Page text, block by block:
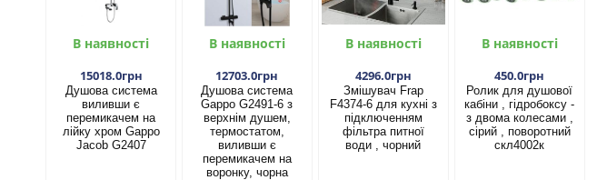
В наявності
15018.0грн
Душова система
виливши є
перемикачем на
лійку хром Gappo
Jacob G2407
В наявності
12703.0грн
Душова система
Gappo G2491-6 з
верхнім душем,
термостатом,
виливши є
перемикачем на
воронку, чорна
В наявності
4296.0грн
Змішувач Frap
F4374-6 для кухні з
підключенням
фільтра питної
води , чорний
В наявності
450.0грн
Ролик для душової
кабіни , гідробоксу -
з двома колесами ,
сірий , поворотний
скл4002к